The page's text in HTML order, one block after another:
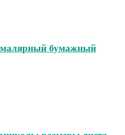
малярный бумажный